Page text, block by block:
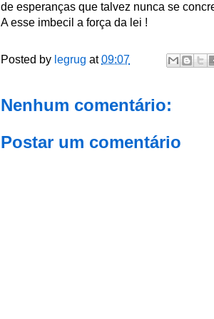
de esperanças que talvez nunca se
A esse imbecil a força da lei !
Posted by legrug at09:07
Nenhum comentário:
Postar um comentário